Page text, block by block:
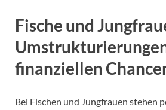
Fische und
finanziellen
Bei Fischen und Jungfrauen stehen